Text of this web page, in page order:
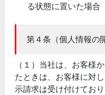
る状態に置いた場合
第４条（個人情報の
（１）当社は、お客様
たときは、お客様に対
示請求は受け付けてお